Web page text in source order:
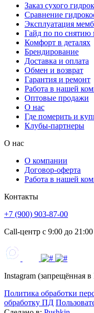
Заказ сухого
Сравнение
Эксплуатация
Гайд по по снятию
Комфорт в деталях
Брендирование
Доставка и оплата
Обмен и возврат
Гарантия и ремонт
Работа в нашей
Оптовые продажи
О нас
Где померить и
Клубы-партнеры
О нас
О компании
Договор-оферта
Работа в нашей
Контакты
+7 (900) 903-87-00
Call-центр с 9:00 до 21:00
Instagram (запрещённая
Политика обработки
обработку ПД